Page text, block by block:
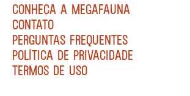
CONHEÇA A MEGAFAUNA
CONTATO
PERGUNTAS FREQUENTES
POLÍTICA DE PRIVACIDADE
TERMOS DE USO